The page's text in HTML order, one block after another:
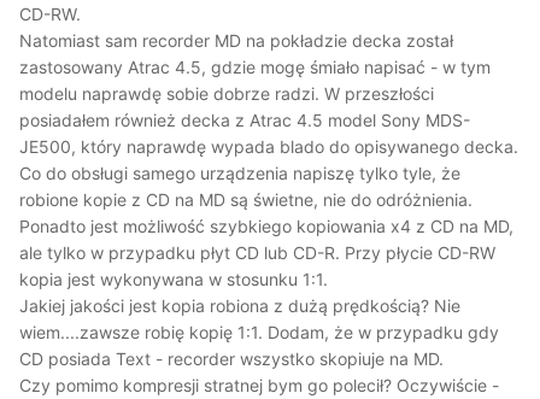
CD-RW.
Natomiast sam recorder MD na pokładzie decka został
zastosowany Atrac 4.5, gdzie mogę śmiało napisać - w tym
modelu naprawdę sobie dobrze radzi. W przeszłości
posiadałem również decka z Atrac 4.5 model Sony MDS-
JE500, który naprawdę wypada blado do opisywanego decka.
Co do obsługi samego urządzenia napiszę tylko tyle, że
robione kopie z CD na MD są świetne, nie do odróżnienia.
Ponadto jest możliwość szybkiego kopiowania x4 z CD na MD,
ale tylko w przypadku płyt CD lub CD-R. Przy płycie CD-RW
kopia jest wykonywana w stosunku 1:1.
Jakiej jakości jest kopia robiona z dużą prędkością? Nie
wiem....zawsze robię kopię 1:1. Dodam, że w przypadku gdy
CD posiada Text - recorder wszystko skopiuje na MD.
Czy pomimo kompresji stratnej bym go polecił? Oczywiście -